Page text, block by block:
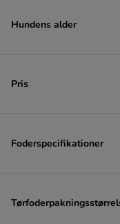
Hundens alder
Pris
Foderspecifikationer